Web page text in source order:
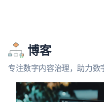
博客
专注数字内容治理，助力数